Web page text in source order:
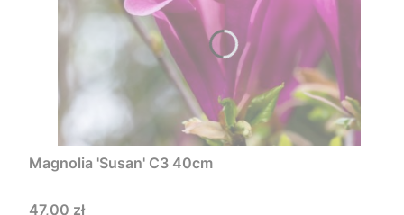
Magnolia 'Susan' C3 40cm
Cena
47,00 zł